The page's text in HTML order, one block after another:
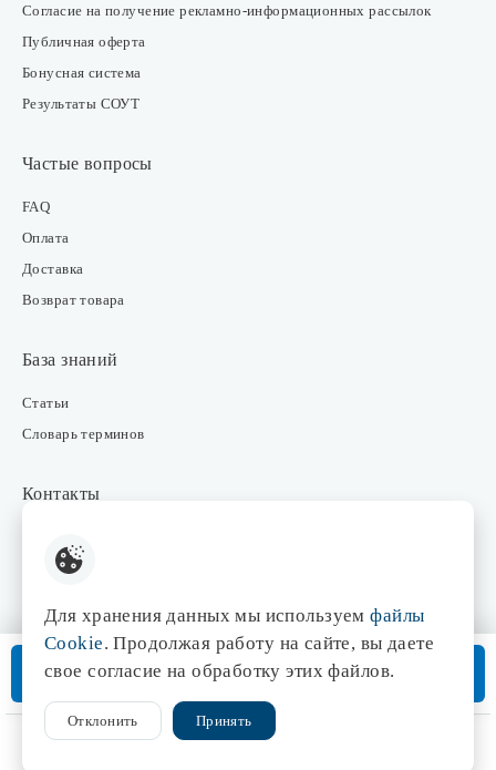
Согласие на получение рекламно-информационных рассылок
Публичная оферта
Бонусная система
Результаты СОУТ
Частые вопросы
FAQ
Оплата
Доставка
Возврат товара
База знаний
Статьи
Словарь терминов
Контакты
Интернет-магазин
Отдел маркетинга
© 1998-2026 Центр света «Эдисон»
В корзину
Доставка от 3 дней
Для хранения данных мы используемфайлы
Cookie. Продолжая работу на сайте, вы даете
свое согласие на обработку этих файлов.
Отклонить Принять